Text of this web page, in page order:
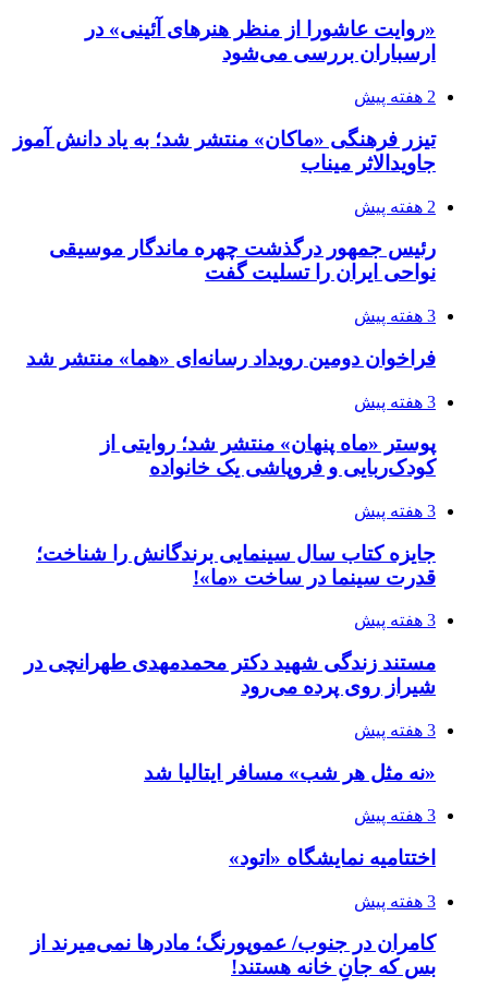
«روایت عاشورا از منظر هنرهای آئینی» در
ارسباران بررسی می‌شود
2 هفته پیش
تیزر فرهنگی «ماکان» منتشر شد؛ به یاد دانش آموز
جاویدالاثر میناب
2 هفته پیش
رئیس جمهور درگذشت چهره ماندگار موسیقی
نواحی ایران را تسلیت گفت
3 هفته پیش
فراخوان دومین رویداد رسانه‌ای «هما» منتشر شد
3 هفته پیش
پوستر «ماه پنهان» منتشر شد؛ روایتی از
کودک‌ربایی و فروپاشی یک خانواده
3 هفته پیش
جایزه کتاب سال سینمایی برندگانش را شناخت؛
قدرت سینما در ساخت «ما»!
3 هفته پیش
مستند زندگی شهید دکتر محمدمهدی طهرانچی در
شیراز روی پرده می‌رود
3 هفته پیش
«نه مثل هر شب» مسافر ایتالیا شد
3 هفته پیش
اختتامیه نمایشگاه «اتود»
3 هفته پیش
کامران در جنوب/ عموپورنگ؛ مادرها نمی‌میرند از
بس که جانِ خانه هستند!